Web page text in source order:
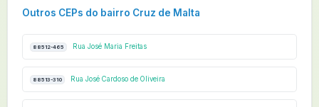
Outros CEPs do bairro Cruz de Malta
88512-465 Rua José Maria Freitas
88513-310 Rua José Cardoso de Oliveira